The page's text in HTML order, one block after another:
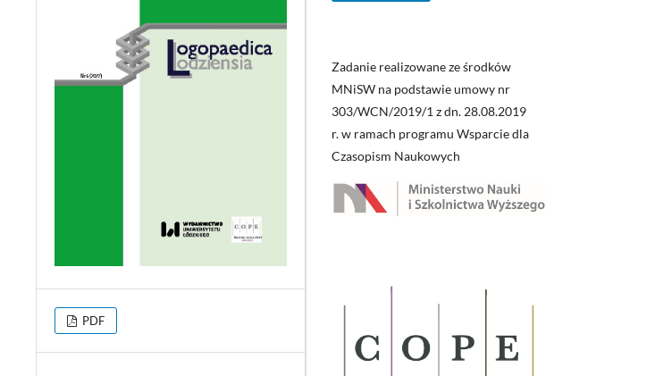
PDF
Zadanie realizowane ze środków
MNiSW na podstawie umowy nr
303/WCN/2019/1 z dn. 28.08.2019
r. w ramach programu Wsparcie dla
Czasopism Naukowych